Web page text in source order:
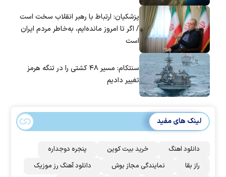
پزشکیان: ارتباط با رهبر انقلاب سخت است
/ اگر تا امروز مانده‌ایم، به‌خاطر مردم ایران
است
سنتکام: مسیر ۴۸ کشتی را در تنگه هرمز
تغییر دادیم
لینک های مفید
دانلود اهنگ خرید بیت کوین
پنجره دوجداره
راز بقا
نمایندگی مجاز بوش
دانلود آهنگ رز‌ موزیک